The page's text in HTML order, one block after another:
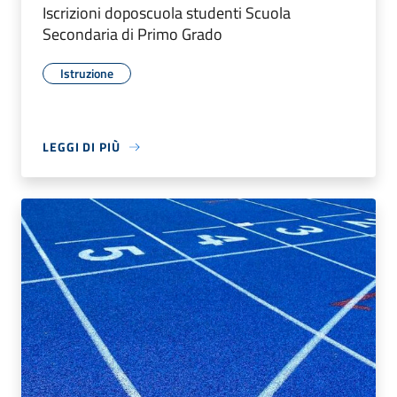
Iscrizioni doposcuola studenti Scuola
Secondaria di Primo Grado
Istruzione
LEGGI DI PIÙ